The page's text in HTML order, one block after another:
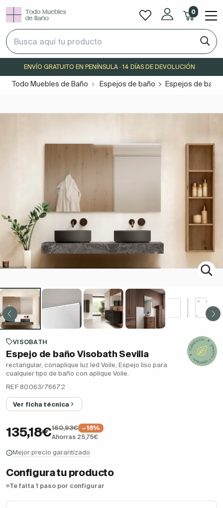
0
ENVÍO GRATUITO EN PENÍNSULA · 14 DÍAS DE DEVOLUCIÓN
Todo Muebles de Baño Espejos de baño Espejos de baño
VISOBATH
Espejo de baño Visobath Sevilla
rectangular, conaplique luz led Voile, Espejo liso para
cualquier tipo de baño con aplique Voile.
REF 80063/76672
Ver ficha técnica
135,18€160,93€
−16%
Ahorras 25,75€
Mejor precio garantizado
Configura tu producto
Te falta 1 paso por configurar